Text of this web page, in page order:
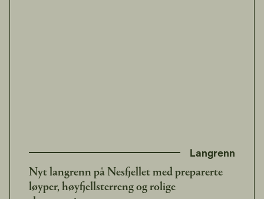
Langrenn
Nyt langrenn på Nesfjellet med preparerte
løyper, høyfjellsterreng og rolige